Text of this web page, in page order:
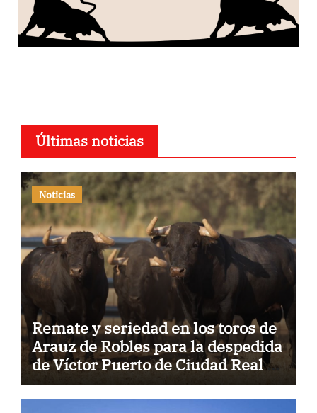
Últimas noticias
Noticias
Remate y seriedad en los toros de
Arauz de Robles para la despedida
de Víctor Puerto de Ciudad Real y
el gran momento de Luque y
Navalón